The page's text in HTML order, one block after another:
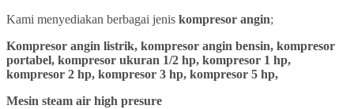
Kami menyediakan berbagai jenis kompresor angin;
Kompresor angin listrik, kompresor angin bensin, kompresor
portabel, kompresor ukuran 1/2 hp, kompresor 1 hp,
kompresor 2 hp, kompresor 3 hp, kompresor 5 hp,
Mesin steam air high presure